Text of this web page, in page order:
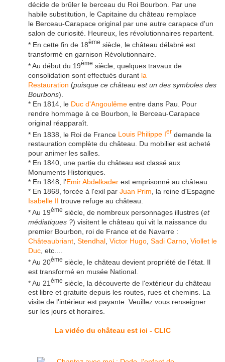
décide de brûler le berceau du Roi Bourbon. Par une
habile substitution, le Capitaine du château remplace
le Berceau-Carapace original par une autre carapace d'un
salon de curiosité. Heureux, les révolutionnaires repartent.
* En cette fin de 18ème siècle, le château délabré est
transformé en garnison Révolutionnaire.
* Au début du 19ème siècle, quelques travaux de
consolidation sont effectués durant la
Restauration (puisque ce château est un des symboles des
Bourbons).
* En 1814, le Duc d'Angoulême entre dans Pau. Pour
rendre hommage à ce Bourbon, le Berceau-Carapace
original réapparaît.
* En 1838, le Roi de France Louis Philippe Ier demande la
restauration complète du château. Du mobilier est acheté
pour animer les salles.
* En 1840, une partie du château est classé aux
Monuments Historiques.
* En 1848, l'Emir Abdelkader est emprisonné au château.
* En 1868, forcée à l'exil par Juan Prim, la reine d'Espagne
Isabelle II trouve refuge au château.
* Au 19ème siècle, de nombreux personnages illustres (et
médiatiques ?) visitent le château qui vit la naissance du
premier Bourbon, roi de France et de Navarre :
Châteaubriant Stendhal Victor Hugo Sadi Carno Viollet le
Duc , etc....
* Au 20ème siècle, le château devient propriété de l'état. Il
est transformé en musée National.
* Au 21 ème siècle, la découverte de l'extérieur du château
est libre et gratuite depuis les routes, rues et chemins. La
visite de l'intérieur est payante. Veuillez vous renseigner
sur les jours et horaires.
La vidéo du château est ici - CLIC